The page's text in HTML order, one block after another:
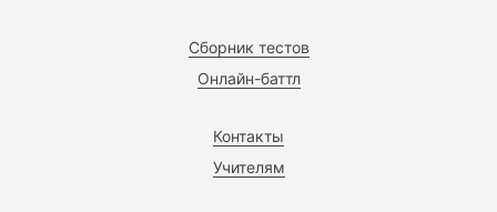
Сборник тестов
Онлайн-баттл
Контакты
Учителям